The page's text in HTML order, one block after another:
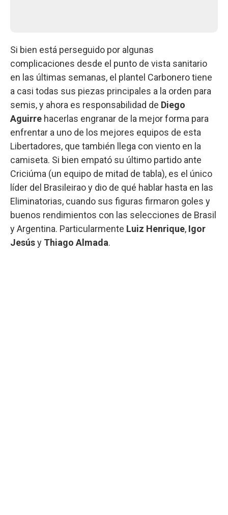
Si bien está perseguido por algunas
complicaciones desde el punto de vista sanitario
en las últimas semanas, el plantel Carbonero tiene
a casi todas sus piezas principales a la orden para
semis, y ahora es responsabilidad de Diego
Aguirre hacerlas engranar de la mejor forma para
enfrentar a uno de los mejores equipos de esta
Libertadores, que también llega con viento en la
camiseta. Si bien empató su último partido ante
Criciúma (un equipo de mitad de tabla), es el único
líder del Brasileirao y dio de qué hablar hasta en las
Eliminatorias, cuando sus figuras firmaron goles y
buenos rendimientos con las selecciones de Brasil
y Argentina. Particularmente Luiz Henrique, Igor
Jesúsy Thiago Almada.